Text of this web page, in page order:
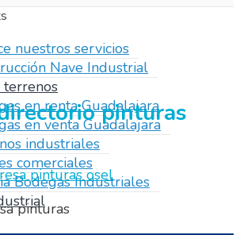
nuestros servicios
Nave Industrial
terrenos
en renta Guadalajara
en venta Guadalajara
industriales
comerciales
Bodegas Industriales
pinturas
pinturas